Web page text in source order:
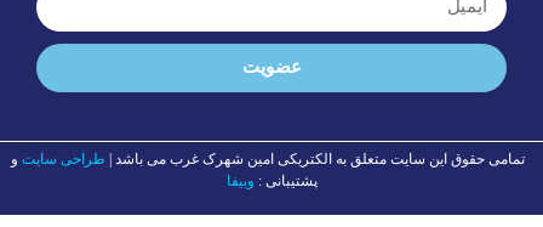
عضویت
تمامی حقوق این سایت متعلق به الکتریکی امین شهرک غرب می باشد | طراحی سایت و
پشتیبانی : وبیفا